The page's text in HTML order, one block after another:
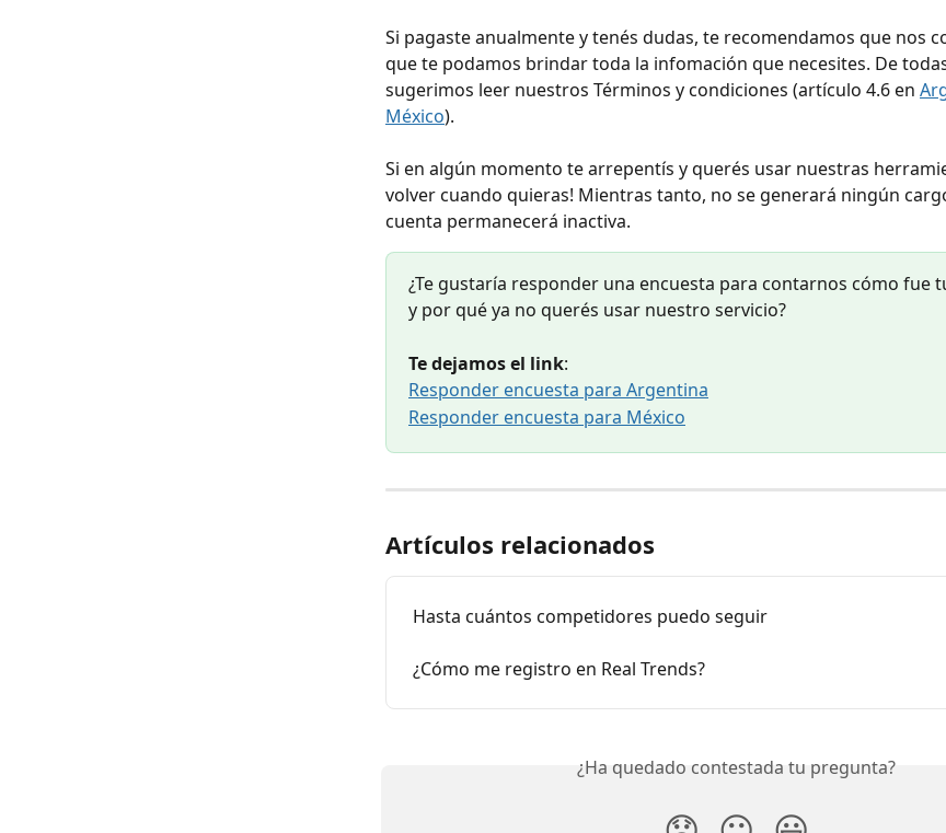
Si pagaste anualmente y tenés dudas, te recomendamos que nos
que te podamos brindar toda la infomación que necesites. De
sugerimos leer nuestros Términos y condiciones (artículo 4.6 en
México).
Si en algún momento te arrepentís y querés usar nuestras
volver cuando quieras! Mientras tanto, no se generará ningún
cuenta permanecerá inactiva.
¿Te gustaría responder una encuesta para contarnos cómo fue
y por qué ya no querés usar nuestro servicio?
Te dejamos el link:
Responder encuesta para Argentina
Responder encuesta para México
Artículos relacionados
Hasta cuántos competidores puedo seguir
¿Cómo me registro en Real Trends?
¿Ha quedado contestada tu pregunta?